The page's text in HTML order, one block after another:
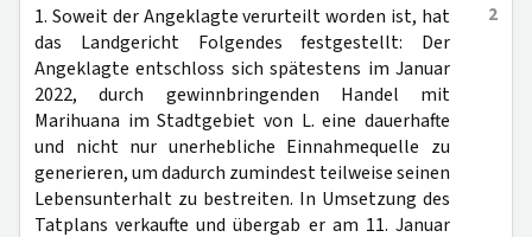
2
1. Soweit der Angeklagte verurteilt worden ist, hat
das Landgericht Folgendes festgestellt: Der
Angeklagte entschloss sich spätestens im Januar
2022, durch gewinnbringenden Handel mit
Marihuana im Stadtgebiet von L. eine dauerhafte
und nicht nur unerhebliche Einnahmequelle zu
generieren, um dadurch zumindest teilweise seinen
Lebensunterhalt zu bestreiten. In Umsetzung des
Tatplans verkaufte und übergab er am 11. Januar